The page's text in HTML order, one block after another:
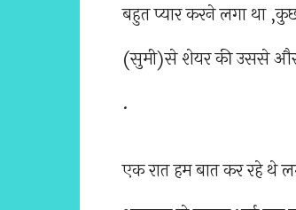
बहुत प्यार करने लगा था
(सुमी)से शेयर की उससे
.
एक रात हम बात कर रहे थे